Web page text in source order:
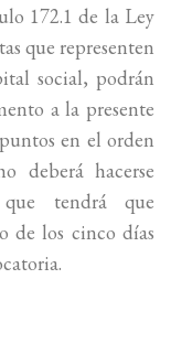
172.1 de la Ley
que representen
social, podrán
a la presente
en el orden
deberá hacerse
que tendrá que
de los cinco días